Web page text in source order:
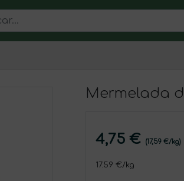
Mermelada
4,75 € (17,59 €/kg)
17.59 €/kg